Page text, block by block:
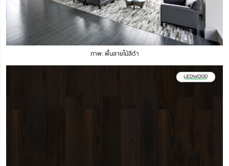
ภาพ: พื้นลายไม้สีดำ